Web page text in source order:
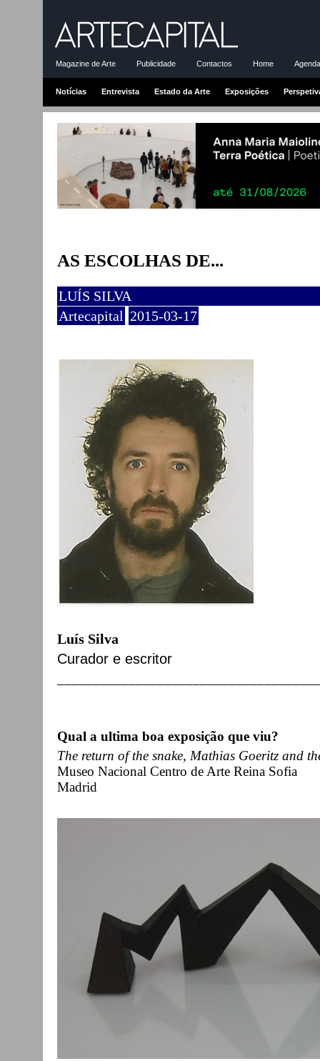
Magazine de Arte Publicidade Contactos Home
Notícias Entrevista Estado da Arte Exposições
AS ESCOLHAS DE...
LUÍS SILVA
Artecapital 2015-03-17
Luís Silva
Curador e escritor
Qual a ultima boa exposição que viu?
The return of the snake, Mathias Goeritz and
Museo Nacional Centro de Arte Reina Sofia
Madrid